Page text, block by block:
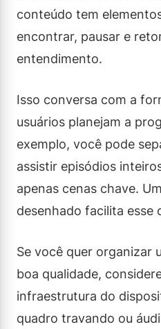
conteúdo tem
encontrar, pausar e
entendimento.
Isso conversa com a
usuários planejam a
exemplo, você pode
assistir episódios
apenas cenas chave.
desenhado facilita esse
Se você quer organizar
boa qualidade,
infraestrutura do
quadro travando ou